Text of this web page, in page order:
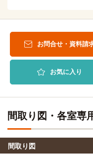
杉野服飾大学(日野キャンパ
杉野服飾大学短期大学部(日
国士舘大学(町田キャンパス)
「多摩センター」→（神
京王多摩センター駅→（
相模原調理師専門学校
京王多摩センター駅→
分）→（JR横浜線3分）
小田急多摩センター駅→
町田美容専門学校
お問合せ・資料請
お気に入り
間取り図・各室専
間取り図